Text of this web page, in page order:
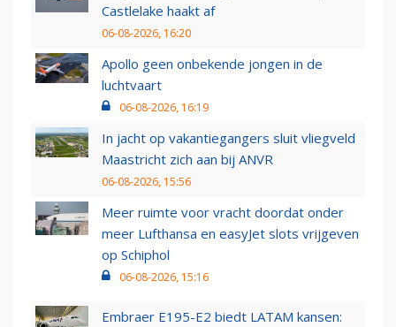
Castlelake haakt af
06-08-2026, 16:20
Apollo geen onbekende jongen in de
luchtvaart
06-08-2026, 16:19
In jacht op vakantiegangers sluit vliegveld
Maastricht zich aan bij ANVR
06-08-2026, 15:56
Meer ruimte voor vracht doordat onder
meer Lufthansa en easyJet slots vrijgeven
op Schiphol
06-08-2026, 15:16
Embraer E195-E2 biedt LATAM kansen: